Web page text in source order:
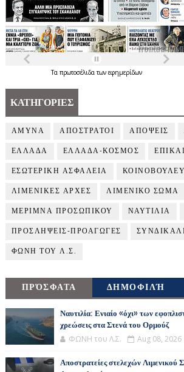
Τα πρωτοσέλιδατων εφημερίδων
ΚΑΤΗΓΟΡΙΕΣ
ΑΜΥΝΑ ΑΠΟΣΤΡΑΤΟΙ ΑΠΟΨΕΙΣ
ΕΛΛΑΔΑ ΕΛΛΑΔΑ-ΚΟΣΜΟΣ
ΕΣΩΤΕΡΙΚΗ ΑΣΦΑΛΕΙΑ
ΛΙΜΕΝΙΚΕΣ ΑΡΧΕΣ ΛΙΜΕΝΙΚΟ ΣΩΜΑ
ΜΕΡΙΜΝΑ ΠΡΟΣΩΠΙΚΟΥ ΝΑΥΤΙΛΙΑ
ΠΡΟΣΛΗΨΕΙΣ-ΠΡΟΑΓΩΓΕΣ
ΦΩΝΗ ΤΟΥ Λ.Σ.
ΠΡΌΣΦΑΤΑ ΔΗΜΟΦΙΛΉ
Ναυτιλία: Ενιαίο «όχι» των
χρεώσεις στα Στενά του Ορμούζ
ΦΩΝΗ του Λ.Σ. Aug 08, 2026
Αποστρατείες στελεχών Λιμενικού